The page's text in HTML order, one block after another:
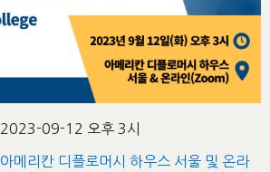
2023-09-12 오후 3시
아메리칸 디플로머시 하우스 서울 및 온라